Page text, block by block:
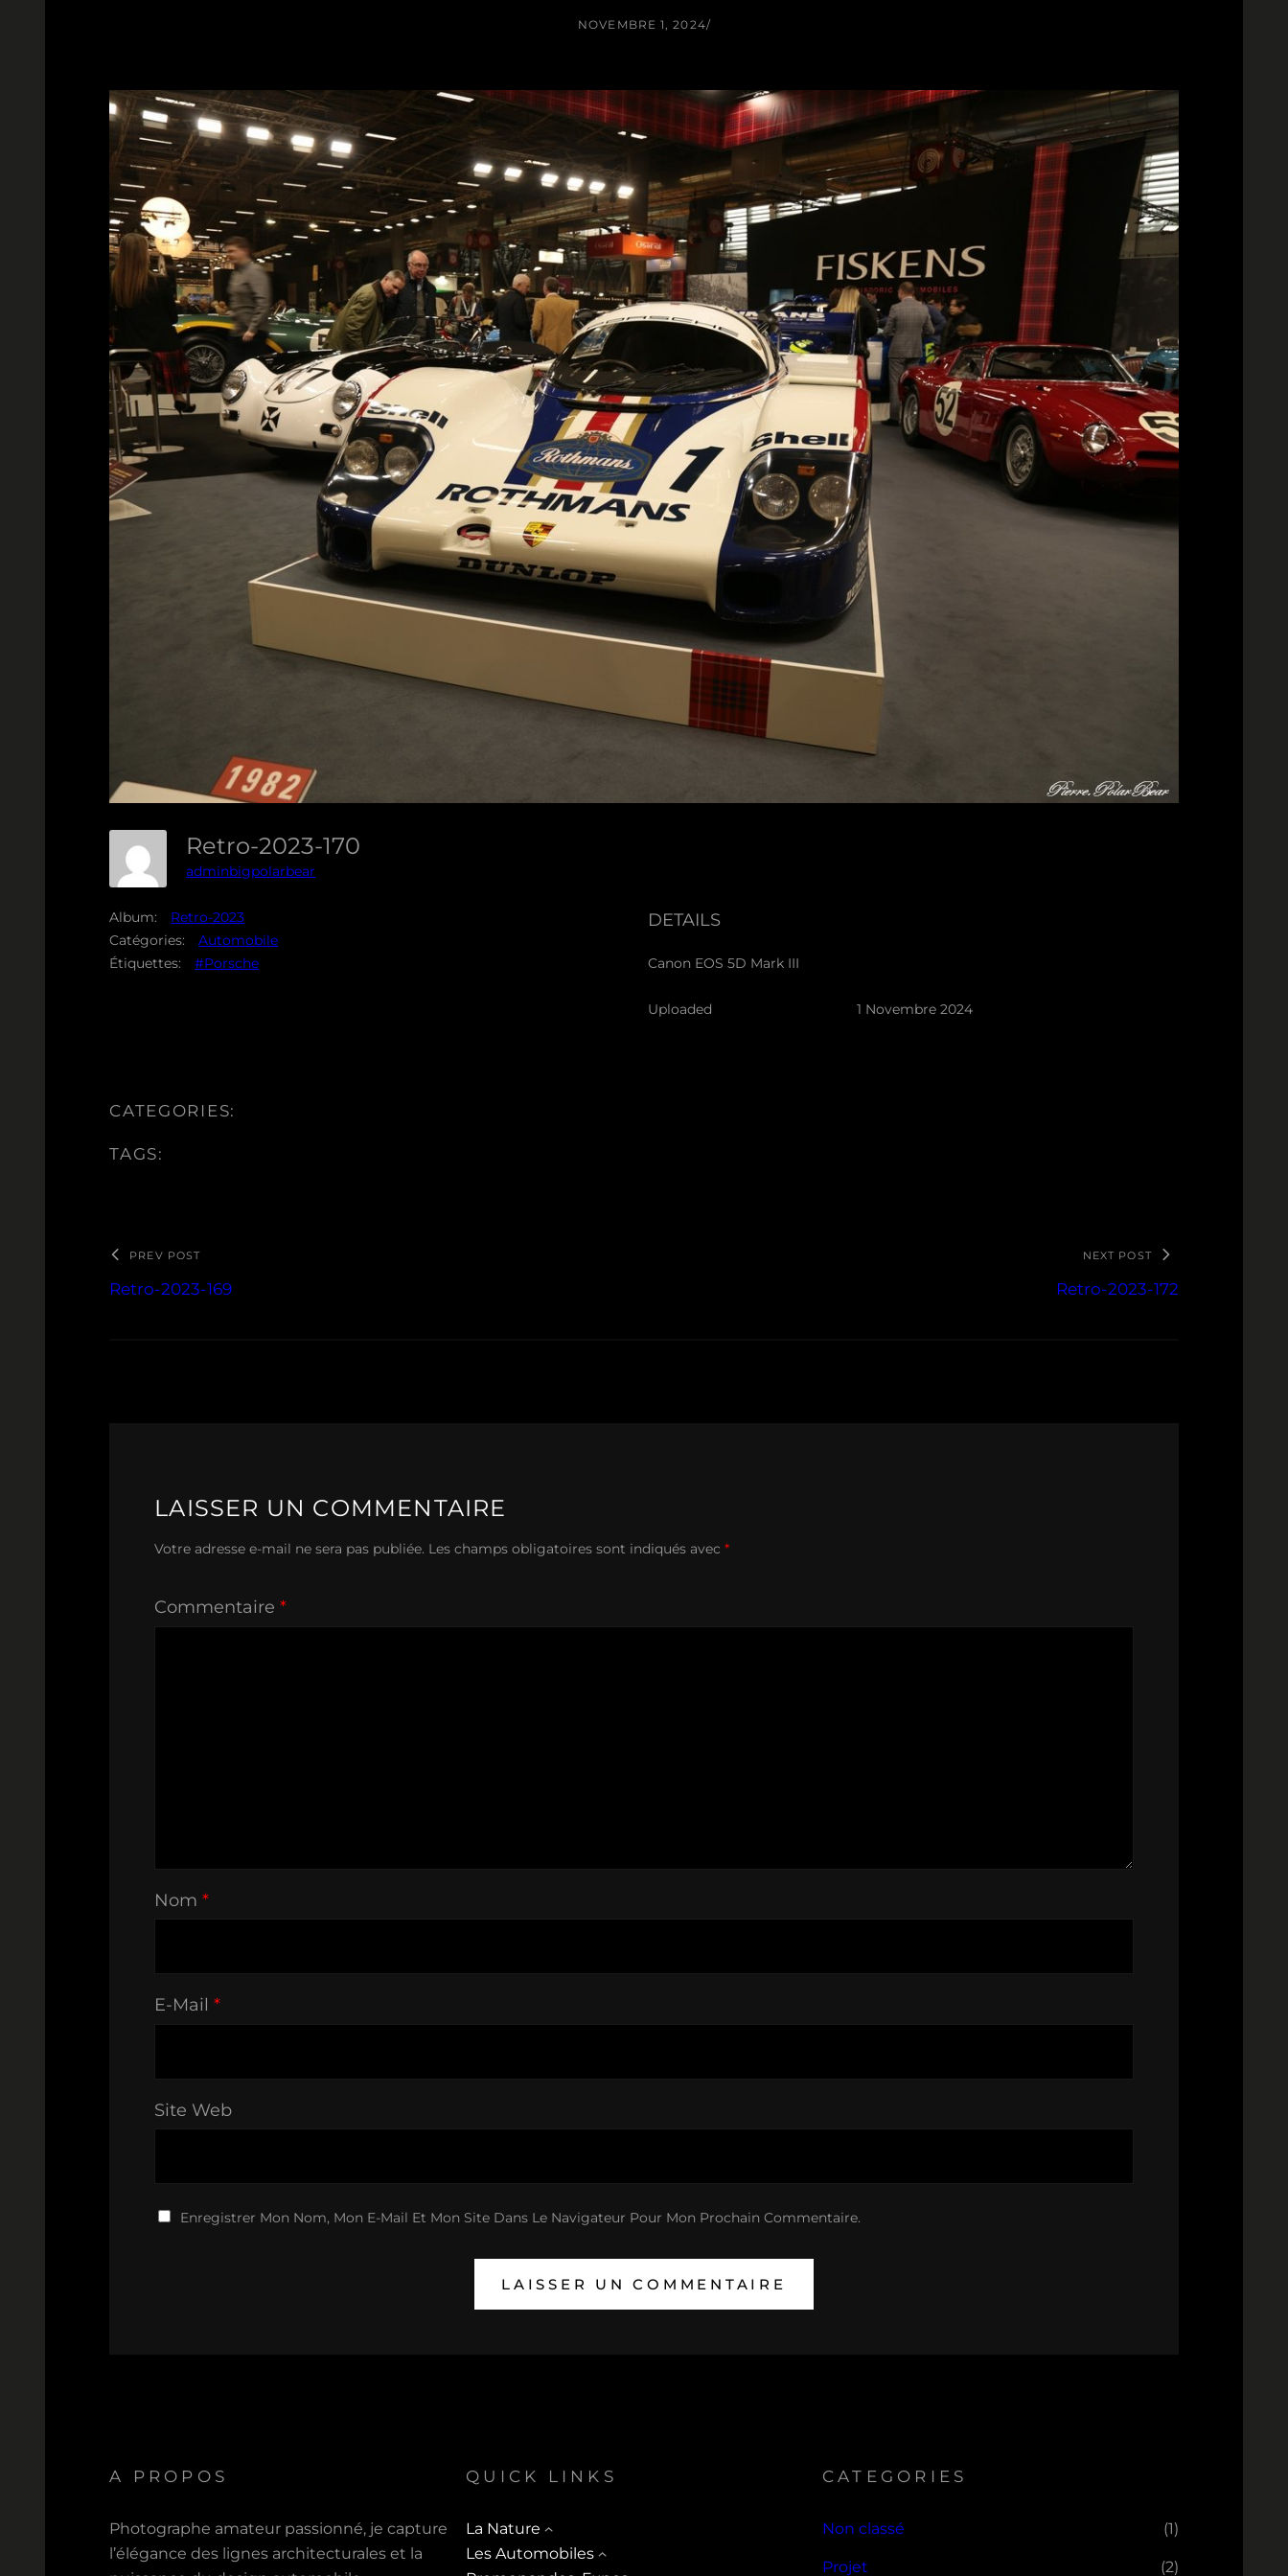
NOVEMBRE 1, 2024/
Retro-2023-170
adminbigpolarbear
Album:
Retro-2023
Catégories:
Automobile
Étiquettes:
#Porsche
DETAILS
Canon EOS 5D Mark III
Uploaded 1 Novembre 2024
CATEGORIES:
TAGS:
PREV POST
Retro-2023-169
NEXT POST
Retro-2023-172
LAISSER UN COMMENTAIRE
Votre adresse e-mail ne sera pas publiée. Les champs obligatoires sont indiqués avec*
Commentaire*
Nom*
E-Mail*
Site Web
Enregistrer Mon Nom, Mon E-Mail Et Mon Site Dans Le Navigateur Pour Mon Prochain Commentaire.
A PROPOS
Photographe amateur passionné, je capture
l’élégance des lignes architecturales et la
QUICK LINKS
La Nature
Les Automobiles
CATEGORIES
Non classé (1)
Projet (2)